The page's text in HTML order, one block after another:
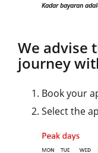
Kadar bayaran
We advise
journey
Book your
Select the